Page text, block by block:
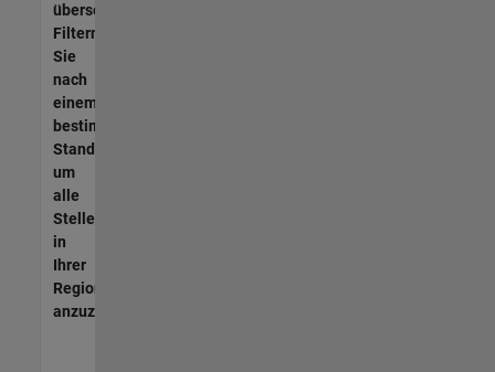
übersetzt.
Filtern
Sie
nach
einem
bestimmten
Standort,
um
alle
Stellenangebote
in
Ihrer
Region
anzuzeigen.